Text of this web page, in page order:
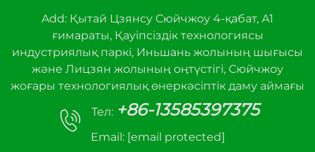
Add: Қытай Цзянсу Сюйчжоу 4-қабат, А1
ғимараты, Қауіпсіздік технологиясы
индустриялық паркі, Иньшань жолының шығысы
және Лицзян жолының оңтүстігі, Сюйчжоу
жоғары технологиялық өнеркәсіптік даму аймағы
Тел: +86-13585397375
Email: [email protected]